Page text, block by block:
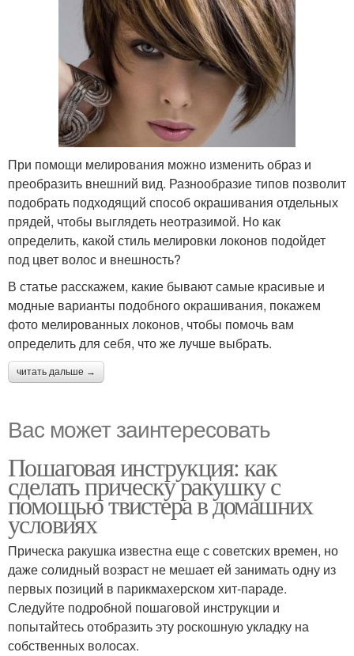
При помощи мелирования можно изменить образ и
преобразить внешний вид. Разнообразие типов позволит
подобрать подходящий способ окрашивания отдельных
прядей, чтобы выглядеть неотразимой. Но как
определить, какой стиль мелировки локонов подойдет
под цвет волос и внешность?
В статье расскажем, какие бывают самые красивые и
модные варианты подобного окрашивания, покажем
фото мелированных локонов, чтобы помочь вам
определить для себя, что же лучше выбрать.
читать дальше →
Вас может заинтересовать
Пошаговая инструкция: как
сделать прическу ракушку с
помощью твистера в домашних
условиях
Прическа ракушка известна еще с советских времен, но
даже солидный возраст не мешает ей занимать одну из
первых позиций в парикмахерском хит-параде.
Следуйте подробной пошаговой инструкции и
попытайтесь отобразить эту роскошную укладку на
собственных волосах.